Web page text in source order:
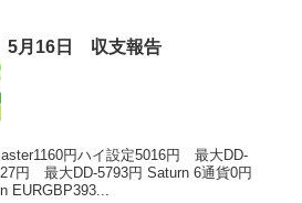
5月16日 収支報告
円ハイ設定5016円 最大DD-
円 最大DD-5793円 Saturn 6通貨0円
EURGBP393...